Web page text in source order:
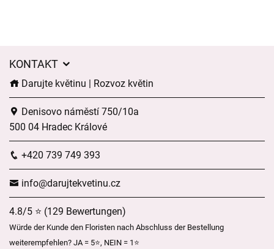
KONTAKT
Darujte květinu | Rozvoz květin
Denisovo náměstí 750/10a
500 04 Hradec Králové
+420 739 749 393
info@darujtekvetinu.cz
4.8/5 ⭐ (129 Bewertungen)
Würde der Kunde den Floristen nach Abschluss der Bestellung
weiterempfehlen? JA = 5⭐, NEIN = 1⭐